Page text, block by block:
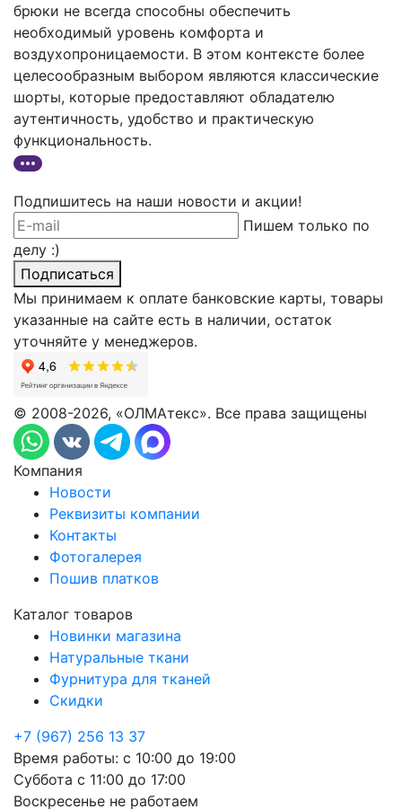
брюки не всегда способны обеспечить
необходимый уровень комфорта и
воздухопроницаемости. В этом контексте более
целесообразным выбором являются классические
шорты, которые предоставляют обладателю
аутентичность, удобство и практическую
функциональность.
Подпишитесь на наши новости и акции!
Пишем только по
делу :)
Подписаться
Мы принимаем к оплате банковские карты, товары
указанные на сайте есть в наличии, остаток
уточняйте у менеджеров.
© 2008-2026, «ОЛМАтекс». Все права защищены
Компания
Новости
Реквизиты компании
Контакты
Фотогалерея
Пошив платков
Каталог товаров
Новинки магазина
Натуральные ткани
Фурнитура для тканей
Скидки
+7 (967) 256 13 37
Время работы: с 10:00 до 19:00
Суббота с 11:00 до 17:00
Воскресенье не работаем